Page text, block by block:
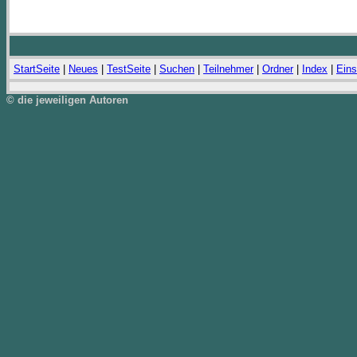
StartSeite Neues TestSeite Suchen Teilnehmer| Ordner| Index
© die jeweiligen Autoren